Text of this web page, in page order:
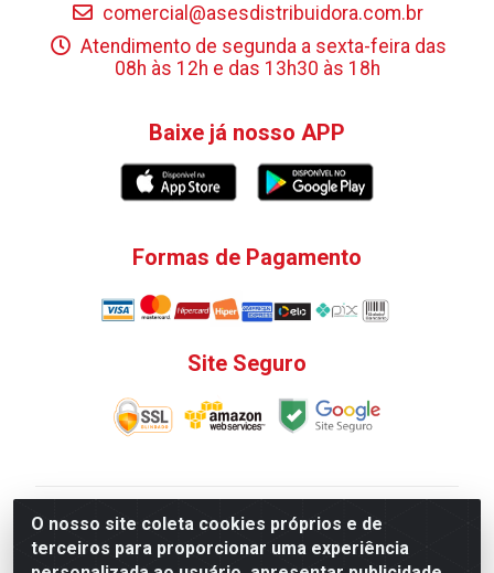
O nosso site coleta cookies próprios e de
terceiros para proporcionar uma experiência
comercial@asesdistribuidora.com.br
Atendimento de segunda a sexta-feira das
08h às 12h e das 13h30 às 18h
Baixe já nosso APP
Formas de Pagamento
Site Seguro
V. C. Ferragens LTDA - Rua do Matoso, 132 - Praça da
Bandeira, Rio de Janeiro/ RJ - CEP 20.270-135 - CNPJ
12.324.723/0001-25